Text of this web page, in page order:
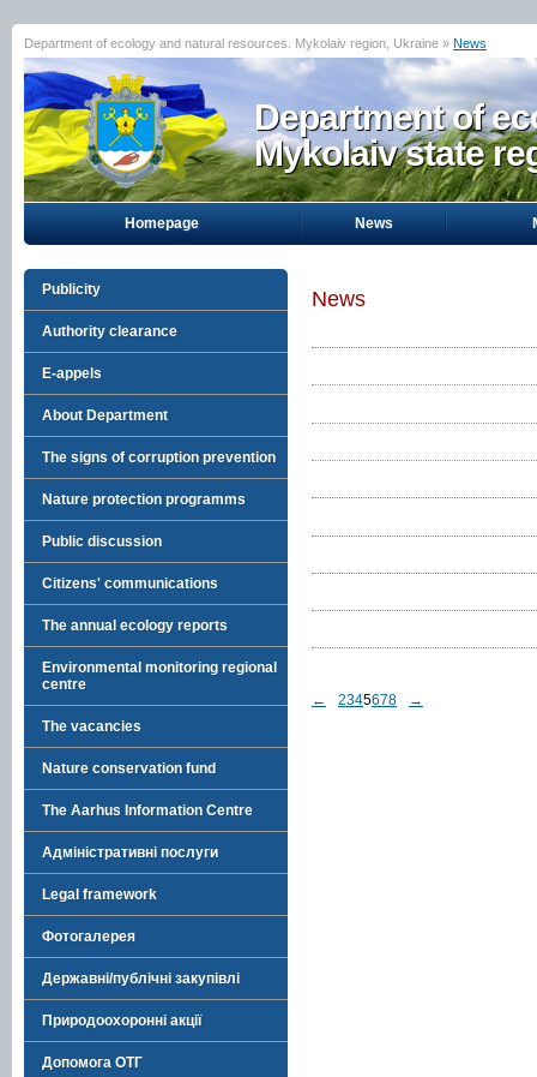
Department of ecology and natural resources. Mykolaiv region, Ukraine » News
Department of
Mykolaiv state
Homepage News
Publicity
Authority clearance
E-appels
About Department
The signs of corruption prevention
Nature protection programms
Public discussion
Citizens' communications
The annual ecology reports
Environmental monitoring regional
centre
The vacancies
Nature conservation fund
The Aarhus Information Centre
Адміністративні послуги
Legal framework
Фотогалерея
Державні/публічні закупівлі
Природоохоронні акції
Допомога ОТГ
News
← 2345678 →